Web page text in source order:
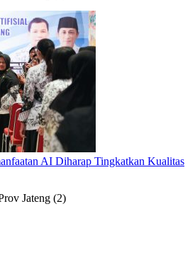
AI Diharap Tingkatkan Kualitas
Jateng (2)